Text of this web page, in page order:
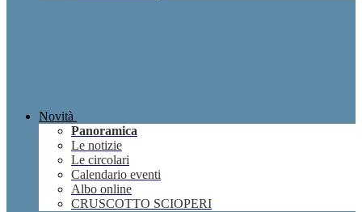
Novità
Panoramica
Le notizie
Le circolari
Calendario eventi
Albo online
CRUSCOTTO SCIOPERI